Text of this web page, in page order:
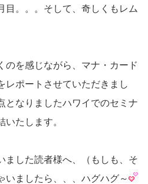
目。。。そして、奇しくもレム
のを感じながら、マナ・カード
レポートさせていただきまし
となりましたハワイでのセミナ
たします。
ました読者様へ、（もしも、そ
いましたら、、、ハグハグ～